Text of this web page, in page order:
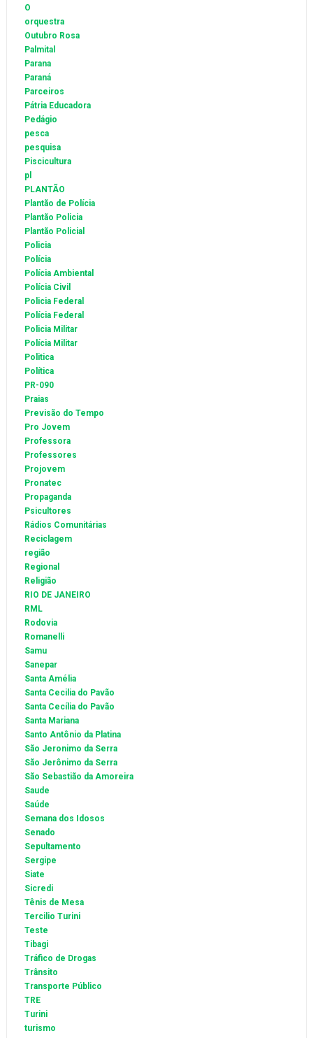
O
orquestra
Outubro Rosa
Palmital
Parana
Paraná
Parceiros
Pátria Educadora
Pedágio
pesca
pesquisa
Piscicultura
pl
PLANTÃO
Plantão de Polícia
Plantão Policia
Plantão Policial
Policia
Polícia
Polícia Ambiental
Polícia Civil
Policia Federal
Polícia Federal
Policia Militar
Polícia Militar
Politica
Política
PR-090
Praias
Previsão do Tempo
Pro Jovem
Professora
Professores
Projovem
Pronatec
Propaganda
Psicultores
Rádios Comunitárias
Reciclagem
região
Regional
Religião
RIO DE JANEIRO
RML
Rodovia
Romanelli
Samu
Sanepar
Santa Amélia
Santa Cecilia do Pavão
Santa Cecília do Pavão
Santa Mariana
Santo Antônio da Platina
São Jeronimo da Serra
São Jerônimo da Serra
São Sebastião da Amoreira
Saude
Saúde
Semana dos Idosos
Senado
Sepultamento
Sergipe
Siate
Sicredi
Tênis de Mesa
Tercilio Turini
Teste
Tibagi
Tráfico de Drogas
Trânsito
Transporte Público
TRE
Turini
turismo